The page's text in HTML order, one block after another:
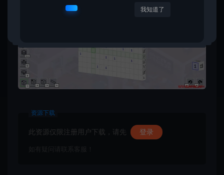
资源下载
此资源仅限注册用户下载，请先 登录
如有疑问请联系客服！
我知道了